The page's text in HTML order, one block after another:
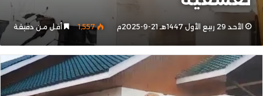
الأحد 29 ربيع الأول 1447هـ 21-9-2025م 1٬557 أقل من دقيقة